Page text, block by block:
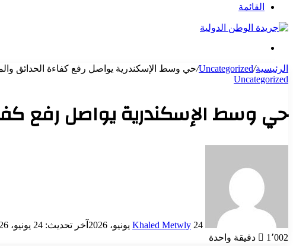
القائمة
الرئيسية/
Uncategorized
/حي وسط الإسكندرية يواصل رفع كفاءة الحدائق
Uncategorized
حي وسط الإسكندرية يواصل رفع
Khaled Metwly 24 يونيو، 2026
آخر تحديث: 24 يونيو، 2026
1٬002
دقيقة واحدة